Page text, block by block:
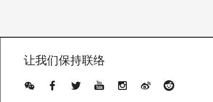
让我们保持联络